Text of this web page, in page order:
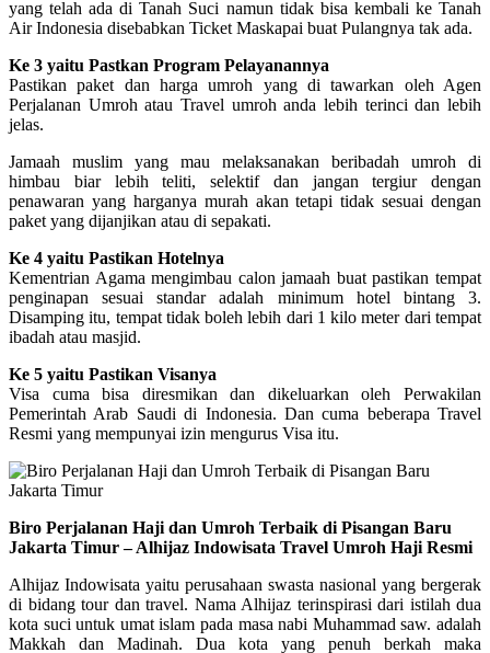
yang telah ada di Tanah Suci namun tidak bisa kembali ke Tanah
Air Indonesia disebabkan Ticket Maskapai buat Pulangnya tak ada.
Ke 3 yaitu Pastkan Program Pelayanannya
Pastikan paket dan harga umroh yang di tawarkan oleh Agen
Perjalanan Umroh atau Travel umroh anda lebih terinci dan lebih
jelas.
Jamaah muslim yang mau melaksanakan beribadah umroh di
himbau biar lebih teliti, selektif dan jangan tergiur dengan
penawaran yang harganya murah akan tetapi tidak sesuai dengan
paket yang dijanjikan atau di sepakati.
Ke 4 yaitu Pastikan Hotelnya
Kementrian Agama mengimbau calon jamaah buat pastikan tempat
penginapan sesuai standar adalah minimum hotel bintang 3.
Disamping itu, tempat tidak boleh lebih dari 1 kilo meter dari tempat
ibadah atau masjid.
Ke 5 yaitu Pastikan Visanya
Visa cuma bisa diresmikan dan dikeluarkan oleh Perwakilan
Pemerintah Arab Saudi di Indonesia. Dan cuma beberapa Travel
Resmi yang mempunyai izin mengurus Visa itu.
Biro Perjalanan Haji dan Umroh Terbaik di Pisangan Baru
Jakarta Timur – Alhijaz Indowisata Travel Umroh Haji Resmi
Alhijaz Indowisata yaitu perusahaan swasta nasional yang bergerak
di bidang tour dan travel. Nama Alhijaz terinspirasi dari istilah dua
kota suci untuk umat islam pada masa nabi Muhammad saw. adalah
Makkah dan Madinah. Dua kota yang penuh berkah maka